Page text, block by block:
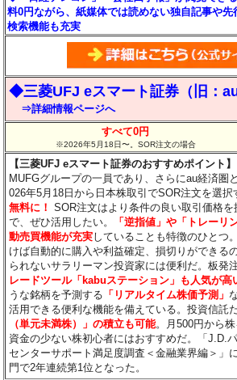
料0円ながら、紙媒体では読めない独自記事や
検索機能も充実
◆三菱UFJ eスマート証券（旧：au
⇒詳細情報ページへ
すべて0円
※2026年5月18日〜。SOR注文の場合
【三菱UFJ eスマート証券のおすすめポイント】
MUFGグループの一員であり、さらにau経済圏
026年5月18日から日本株取引でSOR注文を選択
無料に！ SOR注文はより条件の良い取引価格
で、ぜひ活用したい。
「逆指値」や「トレーリ
動売買機能が充実していることも特徴のひとつ
けば自動的に購入や利益確定、損切りができる
られないサラリーマン投資家には便利だ。板発
レードツール「kabuステーション」も人気が高
うな銘柄を予測する 「リアルタイム株価予測」
活用できる便利な機能を備えている。投資信託
（単元未満株）」の積立も可能。月500円から
資金の少ない株初心者にはおすすめだ。「J.D.
センターサポート満足度調査＜金融業界編＞」
門で2年連続第1位となった。